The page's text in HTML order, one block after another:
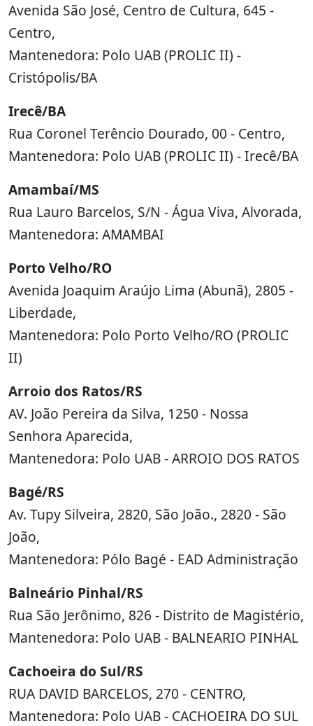
Avenida São José, Centro de Cultura, 645 -
Centro,
Mantenedora: Polo UAB (PROLIC II) -
Cristópolis/BA
Irecê/BA
Rua Coronel Terêncio Dourado, 00 - Centro,
Mantenedora: Polo UAB (PROLIC II) - Irecê/BA
Amambaí/MS
Rua Lauro Barcelos, S/N - Água Viva, Alvorada,
Mantenedora: AMAMBAI
Porto Velho/RO
Avenida Joaquim Araújo Lima (Abunã), 2805 -
Liberdade,
Mantenedora: Polo Porto Velho/RO (PROLIC
II)
Arroio dos Ratos/RS
AV. João Pereira da Silva, 1250 - Nossa
Senhora Aparecida,
Mantenedora: Polo UAB - ARROIO DOS RATOS
Bagé/RS
Av. Tupy Silveira, 2820, São João., 2820 - São
João,
Mantenedora: Pólo Bagé - EAD Administração
Balneário Pinhal/RS
Rua São Jerônimo, 826 - Distrito de Magistério,
Mantenedora: Polo UAB - BALNEARIO PINHAL
Cachoeira do Sul/RS
RUA DAVID BARCELOS, 270 - CENTRO,
Mantenedora: Polo UAB - CACHOEIRA DO SUL